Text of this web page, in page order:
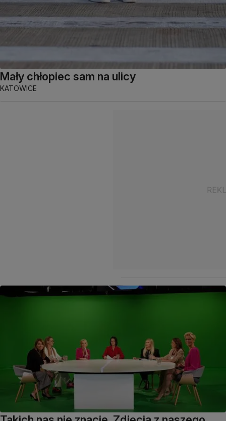
Mały chłopiec sam na ulicy
KATOWICE